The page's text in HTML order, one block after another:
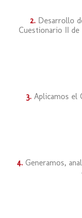
2. Desarrollo
Cuestionario II de
3. Aplicamos el
4. Generamos,